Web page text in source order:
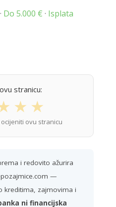
· Do 5.000 € · Isplata
stranicu:
★ ★
ovu stranicu
i redovito ažurira
—
kreditima, zajmovima i
ni financijska